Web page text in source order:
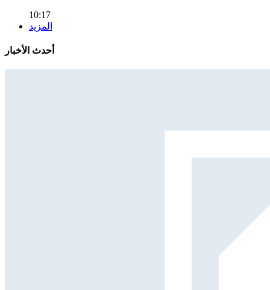
10:17
المزيد
أحدث الأخبار